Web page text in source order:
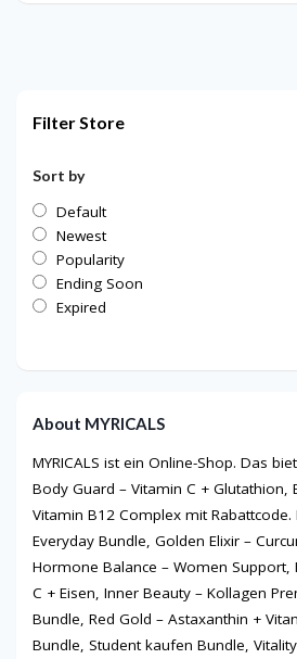
Filter Store
Sort by
Default
Newest
Popularity
Ending Soon
Expired
About MYRICALS
MYRICALS ist ein Online-Shop. Das
Body Guard – Vitamin C + Glutathion,
Vitamin B12 Complex mit Rabattcode.
Everyday Bundle, Golden Elixir –
Hormone Balance – Women Support,
C + Eisen, Inner Beauty – Kollagen
Bundle, Red Gold – Astaxanthin +
Bundle, Student kaufen Bundle,